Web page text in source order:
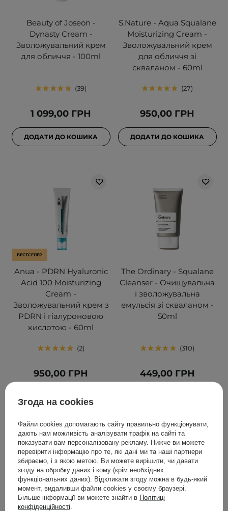
Beauty of Joseon -
Dynasty Cream -
Зволожувальний крем
для обличчя - 100ml
39
1 099,00 ГРН
ДОДАТИ ДО КОШИКА
S.Nature - Aqua Squalane
Moisturizing Cream -
Зволожувальний крем
для обличчя зі
скваланом - 60ml
27
950,00 ГРН
ДОДАТИ ДО КОШИКА
БЕСТСЕЛЕР
Anua - PDRN Hyaluronic
Acid 100 Moisturizing
Cream -
Зволожувальний крем з
PDRN і гіалуроновою
кислотою - 60ml
2
950,00 ГРН
ДОДАТИ ДО КОШИКА
The Ordinary - Squalane
Cleanser - Очищувальна
і зволожувальна
емульсія зі скваланом -
50ml
310
449,00 ГРН
Згода на cookies
Файли cookies допомагають сайту правильно функціонувати,
дають нам можливість аналізувати трафік на сайті та
показувати вам персоналізовану рекламу. Нижче ви можете
перевірити інформацію про те, які дані ми та наші партнери
збираємо, і з якою метою. Ви можете вирішити, чи давати
згоду на обробку даних і кому (крім необхідних
функціональних даних). Відкликати згоду можна в будь-який
момент, видаливши файли cookies у своєму браузері.
Більше інформації ви можете знайти в Політиці
конфіденційності